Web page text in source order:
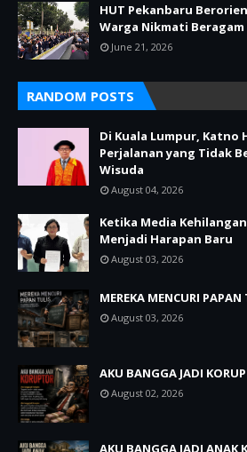
HUT Pekanbaru
Warga Nikmati
June 21, 2026
RANDOM POSTS
Di Kuala Lumpur, Katno
Perjalanan yang Tidak
Wisuda
August 04, 2026
Ketika Media
Menjadi Harapan Baru
August 03, 2026
MEREKA MENCURI PAPAN
August 03, 2026
AKU BANGGA JADI
August 02, 2026
AKU BANGGA JADI ANAK